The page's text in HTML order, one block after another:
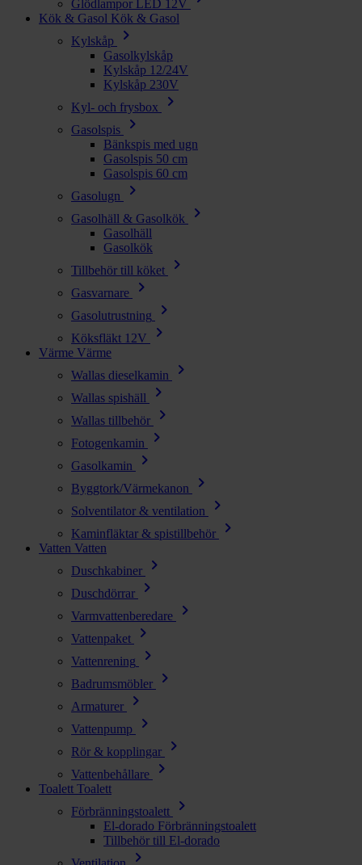
Glödlampor LED 12V
Kök & Gasol Kök & Gasol
Kylskåp
chevron_right
Gasolkylskåp
Kylskåp 12/24V
Kylskåp 230V
Kyl- och frysbox
chevron_right
Gasolspis chevron_right
Bänkspis med ugn
Gasolspis 50 cm
Gasolspis 60 cm
Gasolugn
chevron_right
Gasolhäll & Gasolkök chevron_right
Gasolhäll
Gasolkök
Tillbehör till köket
chevron_right
Gasvarnare chevron_right
Gasolutrustning chevron_right
Köksfläkt 12V chevron_right
Värme Värme
Wallas dieselkamin
chevron_right
Wallas spishäll chevron_right
Wallas tillbehör chevron_right
Fotogenkamin chevron_right
Gasolkamin chevron_right
Byggtork/Värmekanon chevron_right
Solventilator & ventilation chevron_right
Kaminfläktar & spistillbehör chevron_right
Vatten Vatten
Duschkabiner
chevron_right
Duschdörrar chevron_right
Varmvattenberedare chevron_right
Vattenpaket chevron_right
Vattenrening chevron_right
Badrumsmöbler chevron_right
Armaturer chevron_right
Vattenpump chevron_right
Rör & kopplingar chevron_right
Vattenbehållare chevron_right
Toalett Toalett
Förbränningstoalett
chevron_right
El-dorado Förbränningstoalett
Tillbehör till El-dorado
chevron_right